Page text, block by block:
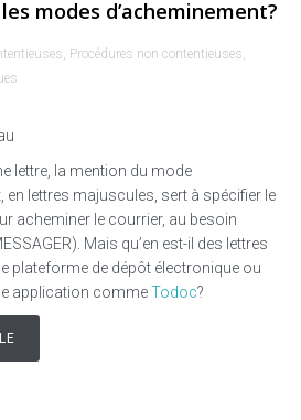
modes d’acheminement?
, Procédures non contentieuses,
lettre, la mention du mode
en lettres majuscules, sert à spécifier le
acheminer le courrier, au besoin
Mais qu’en est-il des lettres
plateforme de dépôt électronique ou
application commeTodoc?